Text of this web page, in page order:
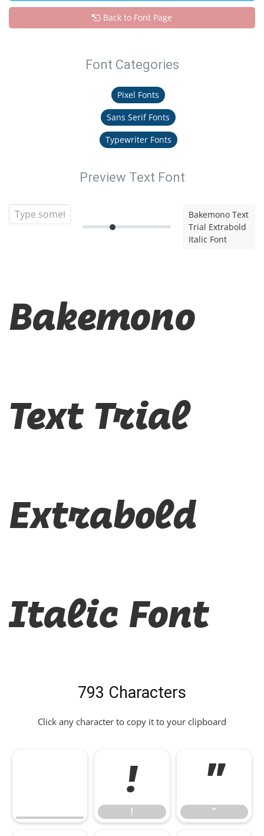
Back to Font Page
Font Categories
Pixel Fonts
Sans Serif Fonts
Typewriter Fonts
Preview Text Font
Bakemono Text
Trial Extrabold
Italic Font
Bakemono
Text Trial
Extrabold
Italic Font
793 Characters
Click any character to copy it to your clipboard
!
!
"
"